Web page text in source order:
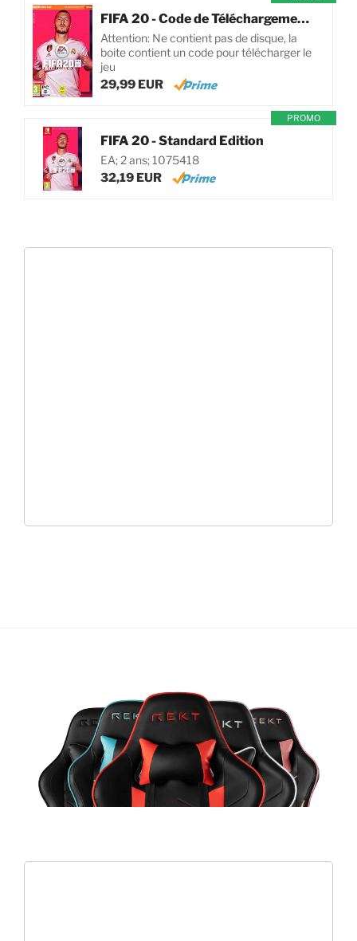
FIFA 20 - Code de Téléchargement pour PC
Attention: Ne contient pas de disque, la
boite contient un code pour télécharger le
jeu
29,99 EUR
PROMO
FIFA 20 - Standard Edition
EA; 2 ans; 1075418
32,19 EUR